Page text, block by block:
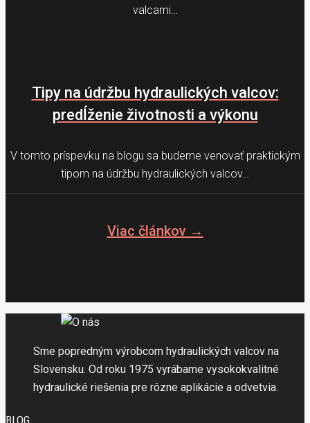
valcami…
Tipy na údržbu hydraulických valcov:
predĺženie životnosti a výkonu
V tomto príspevku na blogu sa budeme venovať praktickým
tipom na údržbu hydraulických valcov…
Viac článkov →
Sme popredným výrobcom hydraulických valcov na
Slovensku. Od roku 1975 vyrábame vysokokvalitné
hydraulické riešenia pre rôzne aplikácie a odvetvia.